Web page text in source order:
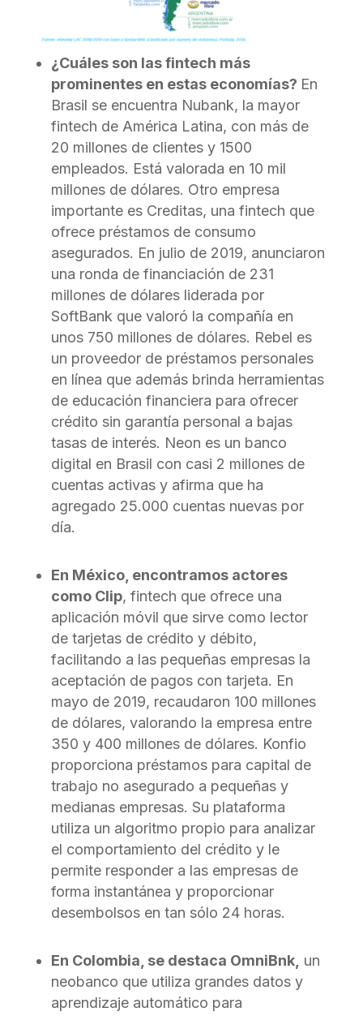
¿Cuáles son las fintech más
prominentes en estas economías? En
Brasil se encuentra Nubank, la mayor
fintech de América Latina, con más de
20 millones de clientes y 1500
empleados. Está valorada en 10 mil
millones de dólares. Otro empresa
importante es Creditas, una fintech que
ofrece préstamos de consumo
asegurados. En julio de 2019, anunciaron
una ronda de financiación de 231
millones de dólares liderada por
SoftBank que valoró la compañía en
unos 750 millones de dólares. Rebel es
un proveedor de préstamos personales
en línea que además brinda herramientas
de educación financiera para ofrecer
crédito sin garantía personal a bajas
tasas de interés. Neon es un banco
digital en Brasil con casi 2 millones de
cuentas activas y afirma que ha
agregado 25.000 cuentas nuevas por
día.
En México, encontramos actores
como Clip, fintech que ofrece una
aplicación móvil que sirve como lector
de tarjetas de crédito y débito,
facilitando a las pequeñas empresas la
aceptación de pagos con tarjeta. En
mayo de 2019, recaudaron 100 millones
de dólares, valorando la empresa entre
350 y 400 millones de dólares. Konfio
proporciona préstamos para capital de
trabajo no asegurado a pequeñas y
medianas empresas. Su plataforma
utiliza un algoritmo propio para analizar
el comportamiento del crédito y le
permite responder a las empresas de
forma instantánea y proporcionar
desembolsos en tan sólo 24 horas.
En Colombia, se destaca OmniBnk, un
neobanco que utiliza grandes datos y
aprendizaje automático para